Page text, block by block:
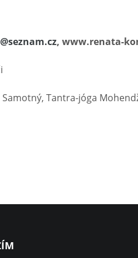
, www.renata-
Tantra-jóga